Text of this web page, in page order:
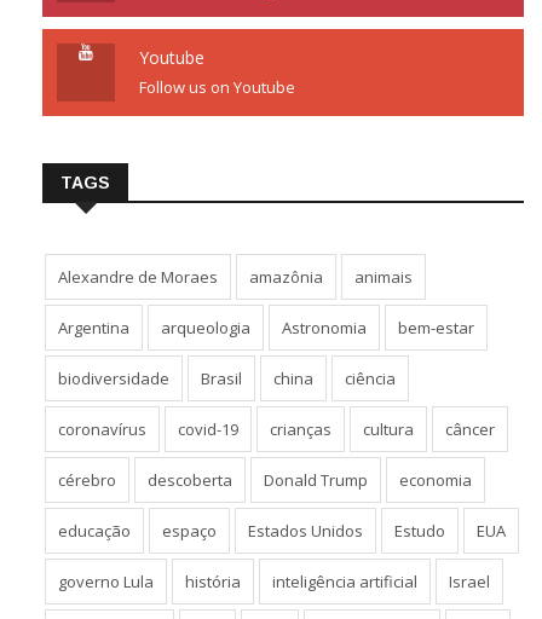
Youtube
Follow us on Youtube
TAGS
Alexandre de Moraes amazônia animais
Argentina arqueologia Astronomia bem-estar
biodiversidade Brasil china ciência
coronavírus covid-19 crianças cultura câncer
cérebro descoberta Donald Trump economia
educação espaço Estados Unidos Estudo EUA
governo Lula história inteligência artificial Israel